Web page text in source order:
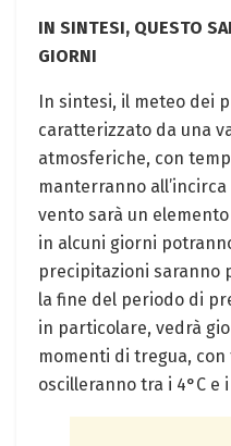
IN SINTESI, QUESTO
GIORNI
In sintesi, il meteo dei
caratterizzato da una
atmosferiche, con
manterranno
vento sarà un
in alcuni giorni
precipitazioni saranno
la fine del periodo di
in particolare, vedrà
momenti di tregua,
oscilleranno tra i 4°C e i